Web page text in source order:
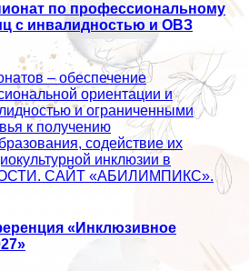
по профессиональному
с инвалидностью и ОВЗ
– обеспечение
ориентации и
и ограниченными
к получению
содействие их
инклюзии в
САЙТ «АБИЛИМПИКС».
«Инклюзивное